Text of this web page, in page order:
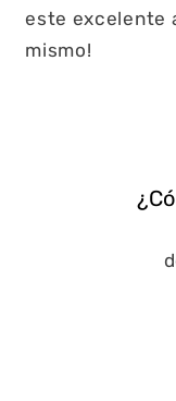
este excelente
mismo!